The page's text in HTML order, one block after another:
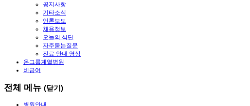
공지사항
기타소식
언론보도
채용정보
오늘의 식단
자주묻는질문
진료 안내 영상
온그룹계열병원
비급여
전체 메뉴 (닫기)
병원안내